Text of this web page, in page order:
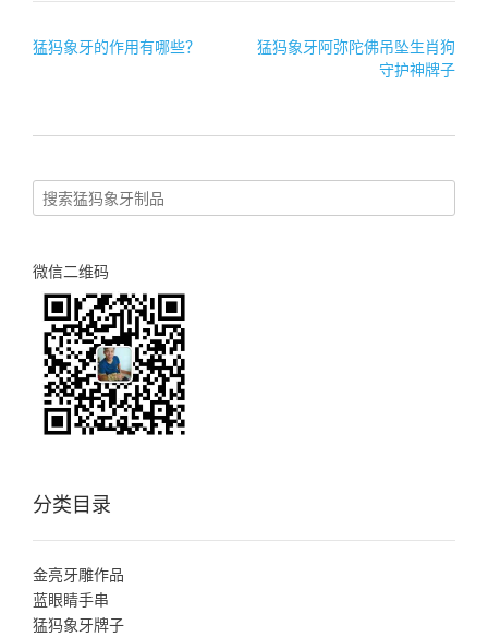
文
航
猛犸象牙的作用有哪些？
猛犸象牙阿弥陀佛吊坠生肖狗
守护神牌子
微信二维码
分类目录
金亮牙雕作品
蓝眼睛手串
猛犸象牙牌子